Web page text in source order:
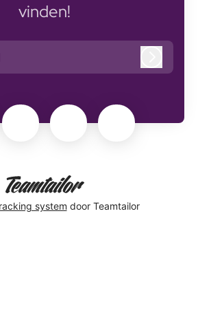
vinden!
system door Teamtailor